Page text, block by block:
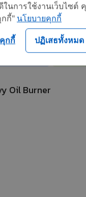
อื่นๆ
Call now
Oil Burner
นการใช้งานเว็บไซต์
กี้" นโยบายคุกกี้
ปฏิเสธทั้งหมด
กกี้